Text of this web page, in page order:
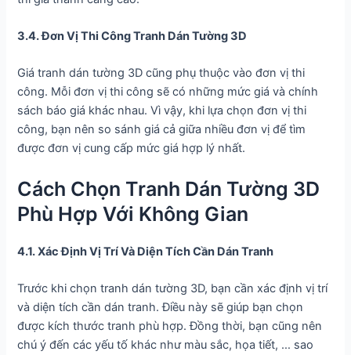
3.4. Đơn Vị Thi Công Tranh Dán Tường 3D
Giá tranh dán tường 3D cũng phụ thuộc vào đơn vị thi
công. Mỗi đơn vị thi công sẽ có những mức giá và chính
sách báo giá khác nhau. Vì vậy, khi lựa chọn đơn vị thi
công, bạn nên so sánh giá cả giữa nhiều đơn vị để tìm
được đơn vị cung cấp mức giá hợp lý nhất.
Cách Chọn Tranh Dán Tường 3D
Phù Hợp Với Không Gian
4.1. Xác Định Vị Trí Và Diện Tích Cần Dán Tranh
Trước khi chọn tranh dán tường 3D, bạn cần xác định vị trí
và diện tích cần dán tranh. Điều này sẽ giúp bạn chọn
được kích thước tranh phù hợp. Đồng thời, bạn cũng nên
chú ý đến các yếu tố khác như màu sắc, họa tiết, … sao